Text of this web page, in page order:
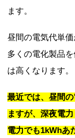
ます。
昼間の電気代単
多くの電化製品
は高くなります。
最近では、昼間
ますが、深夜電
電力でも1kWhあ